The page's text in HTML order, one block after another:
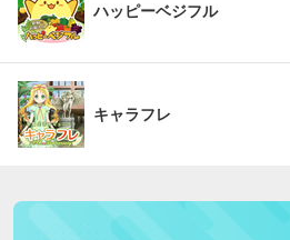
ハッピーベジフル
キャラフレ